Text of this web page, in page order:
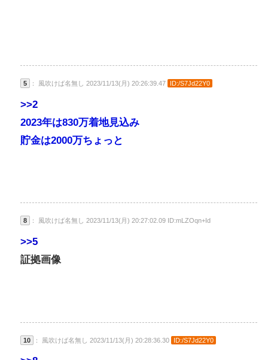
5 ： 風吹けば名無し 2023/11/13(月) 20:26:39.47 ID:/S7Jd22Y0
>>2
2023年は830万着地見込み
貯金は2000万ちょっと
8 ： 風吹けば名無し 2023/11/13(月) 20:27:02.09 ID:mLZOqn+Id
>>5
証拠画像
10 ： 風吹けば名無し 2023/11/13(月) 20:28:36.30 ID:/S7Jd22Y0